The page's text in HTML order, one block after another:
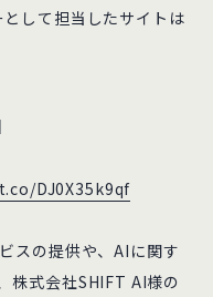
して担当したサイトは
DJ0X35k9qf
スの提供や、AIに関す
株式会社SHIFT AI様の